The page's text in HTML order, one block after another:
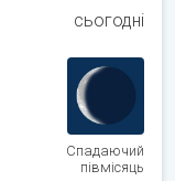
сьогодні
Спадаючий
півмісяць